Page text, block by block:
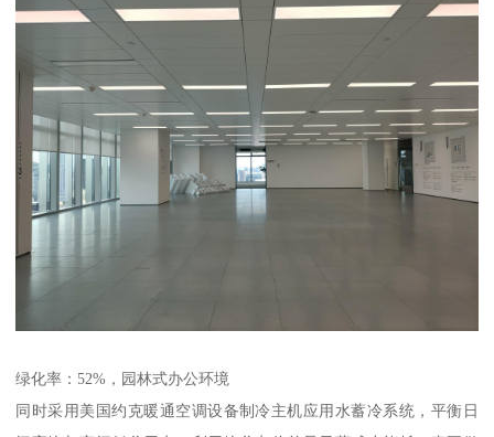
绿化率：52%，园林式办公环境
同时采用美国约克暖通空调设备制冷主机应用水蓄冷系统，平衡日